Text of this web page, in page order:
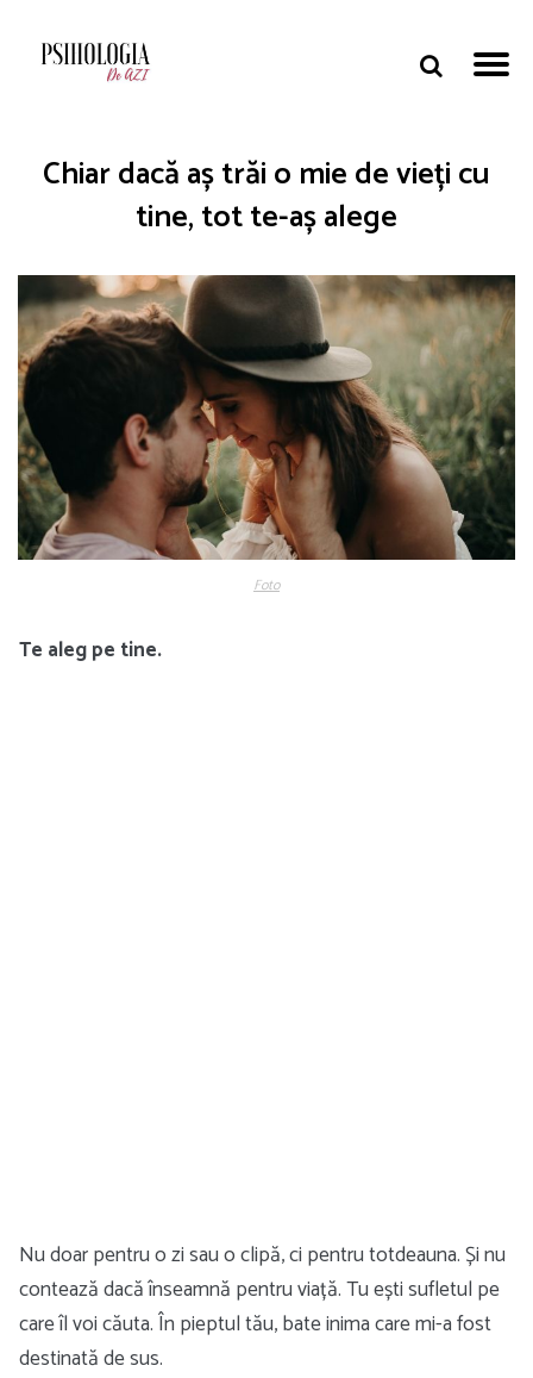
Chiar dacă aș trăi o mie de vieți cu
tine, tot te-aș alege
Foto
Te aleg pe tine.
Nu doar pentru o zi sau o clipă, ci pentru totdeauna. Și nu
contează dacă înseamnă pentru viață. Tu ești sufletul pe
care îl voi căuta. În pieptul tău, bate inima care mi-a fost
destinată de sus.